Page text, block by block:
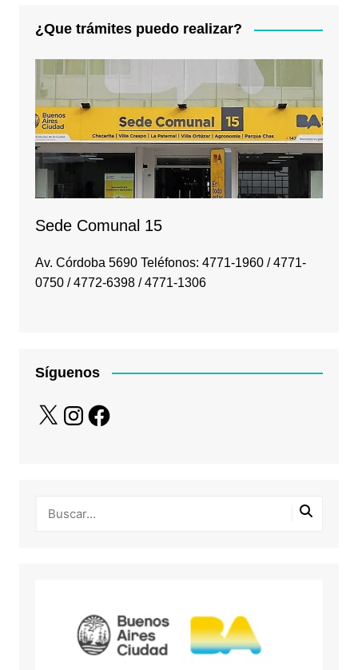
¿Que trámites puedo realizar?
Sede Comunal 15
Av. Córdoba 5690 Teléfonos: 4771-1960 / 4771-
0750 / 4772-6398 / 4771-1306
Síguenos
X InstagramFacebook